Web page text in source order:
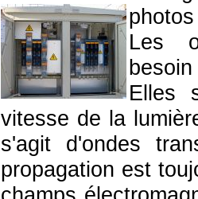
Les
Elles
vitesse de la
s'agit d'ondes
propagation est